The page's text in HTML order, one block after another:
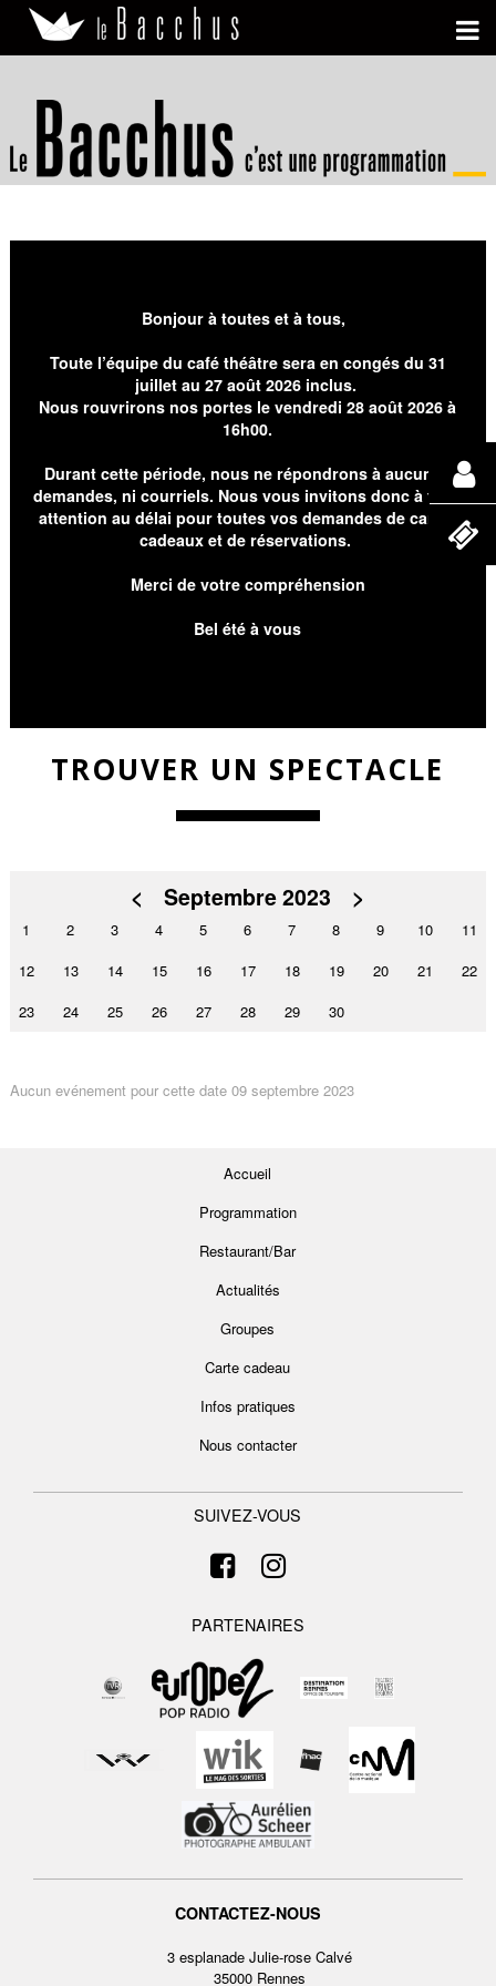
Bonjour à toutes et à tous,
Toute l’équipe du café théâtre sera en congés du 31
juillet au 27 août 2026 inclus.
Nous rouvrirons nos portes le vendredi 28 août 2026 à
16h00.
Durant cette période, nous ne répondrons à aucunes
demandes, ni courriels. Nous vous invitons donc à faire
attention au délai pour toutes vos demandes de cartes
cadeaux et de réservations.
Merci de votre compréhension
Bel été à vous
TROUVER UN SPECTACLE
< Septembre 2023 >
1 2 3 4 5 6 7 8 9 10
11
12
13 14 15 16 17 18 19 20 21
22
23
24 25 26 27 28 29 30
Aucun evénement pour cette date 09 septembre 2023
Accueil
Programmation
Restaurant/Bar
Actualités
Groupes
Carte cadeau
Infos pratiques
Nous contacter
SUIVEZ-VOUS
PARTENAIRES
CONTACTEZ-NOUS
3 esplanade Julie-rose Calvé
35000 Rennes